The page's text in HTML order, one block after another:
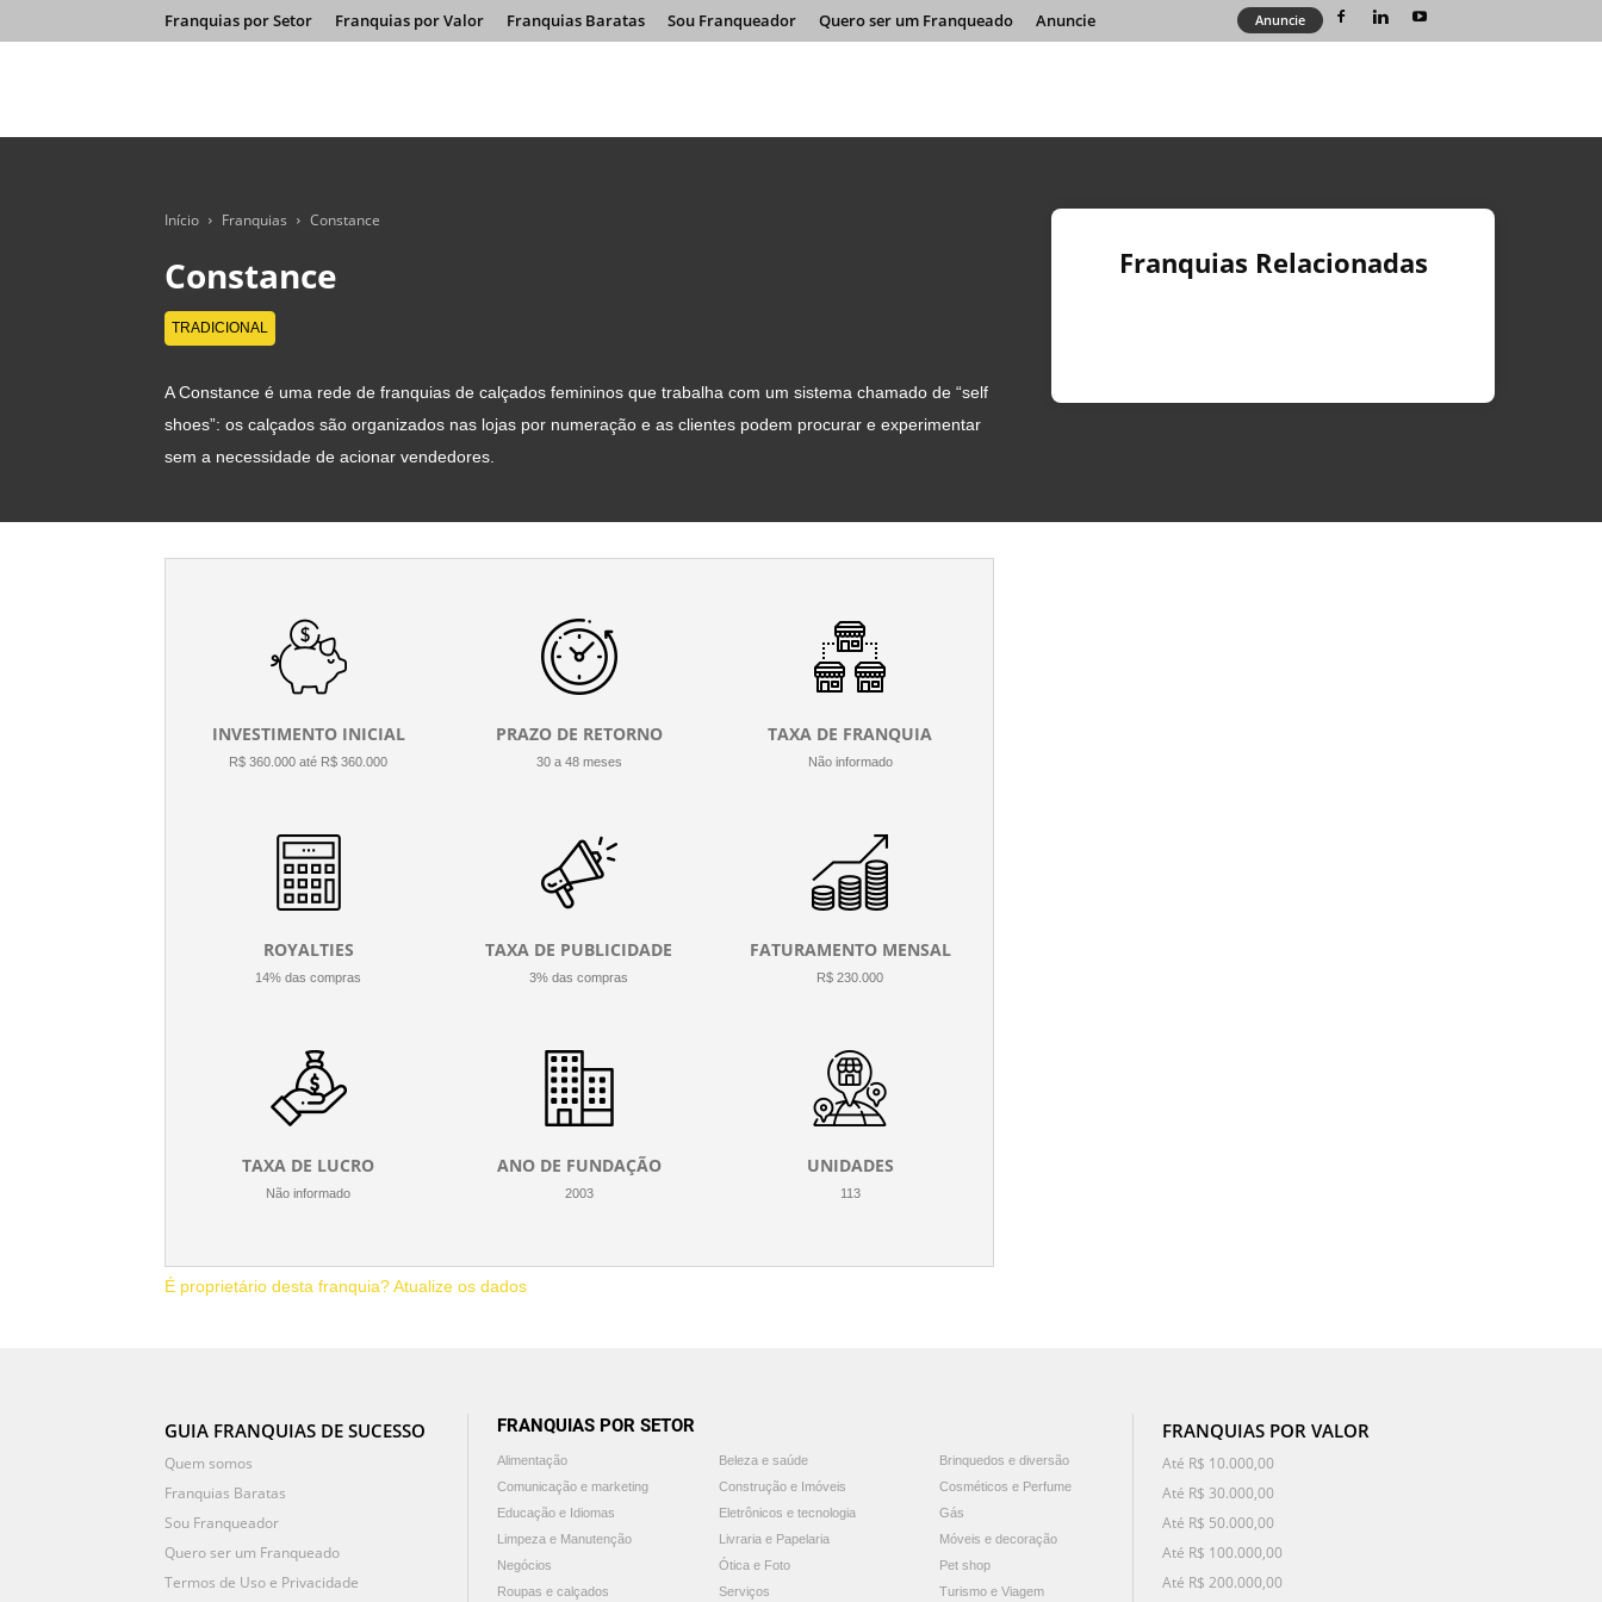
Franquias por Setor Franquias por Valor Franquias Baratas Sou Franqueador Quero ser um Franqueado Anuncie Anuncie
Início Franquias Constance
Constance
TRADICIONAL
A Constance é uma rede de franquias de calçados femininos que trabalha com um sistema chamado de “self
shoes”: os calçados são organizados nas lojas por numeração e as clientes podem procurar e experimentar
sem a necessidade de acionar vendedores.
Franquias Relacionadas
INVESTIMENTO INICIAL
R$ 360.000 até R$ 360.000
PRAZO DE RETORNO
30 a 48 meses
TAXA DE FRANQUIA
Não informado
ROYALTIES
14% das compras
TAXA DE PUBLICIDADE
3% das compras
FATURAMENTO MENSAL
R$ 230.000
TAXA DE LUCRO
Não informado
ANO DE FUNDAÇÃO
2003
UNIDADES
113
É proprietário desta franquia? Atualize os dados
GUIA FRANQUIAS DE SUCESSO
Quem somos
Franquias Baratas
Sou Franqueador
Quero ser um Franqueado
Termos de Uso e Privacidade
FRANQUIAS POR SETOR
Alimentação Beleza e saúde
Brinquedos e diversão
Comunicação e marketing
Construção e Imóveis
Cosméticos e Perfume
Educação e Idiomas
Eletrônicos e tecnologia
Gás
Limpeza e Manutenção
Livraria e Papelaria
Móveis e decoração
Negócios
Ótica e Foto
Pet shop
Roupas e calçados
Serviços Turismo e Viagem
FRANQUIAS POR VALOR
Até R$ 10.000,00
Até R$ 30.000,00
Até R$ 50.000,00
Até R$ 100.000,00
Até R$ 200.000,00